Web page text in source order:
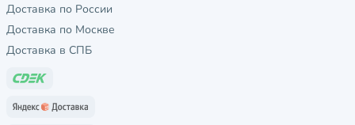
Доставка по России
Доставка по Москве
Доставка в СПБ